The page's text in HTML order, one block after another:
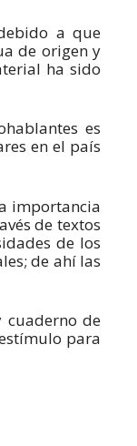
a que
de origen y
ha sido
es
en el país
importancia
de textos
de los
de ahí las
cuaderno de
para